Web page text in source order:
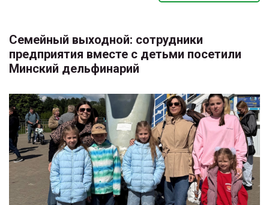
Семейный выходной: сотрудники
предприятия вместе с детьми посетили
Минский дельфинарий